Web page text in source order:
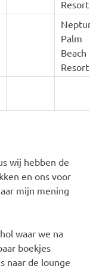
Resort
Palm
Beach
Resort
wij hebben de
en ons voor
mijn mening
waar we na
boekjes
naar de lounge